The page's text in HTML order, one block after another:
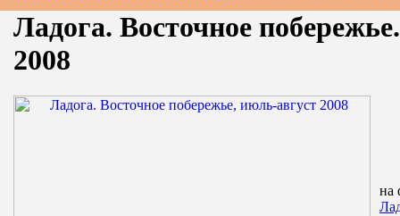
Ладога. Восточное
2008
на